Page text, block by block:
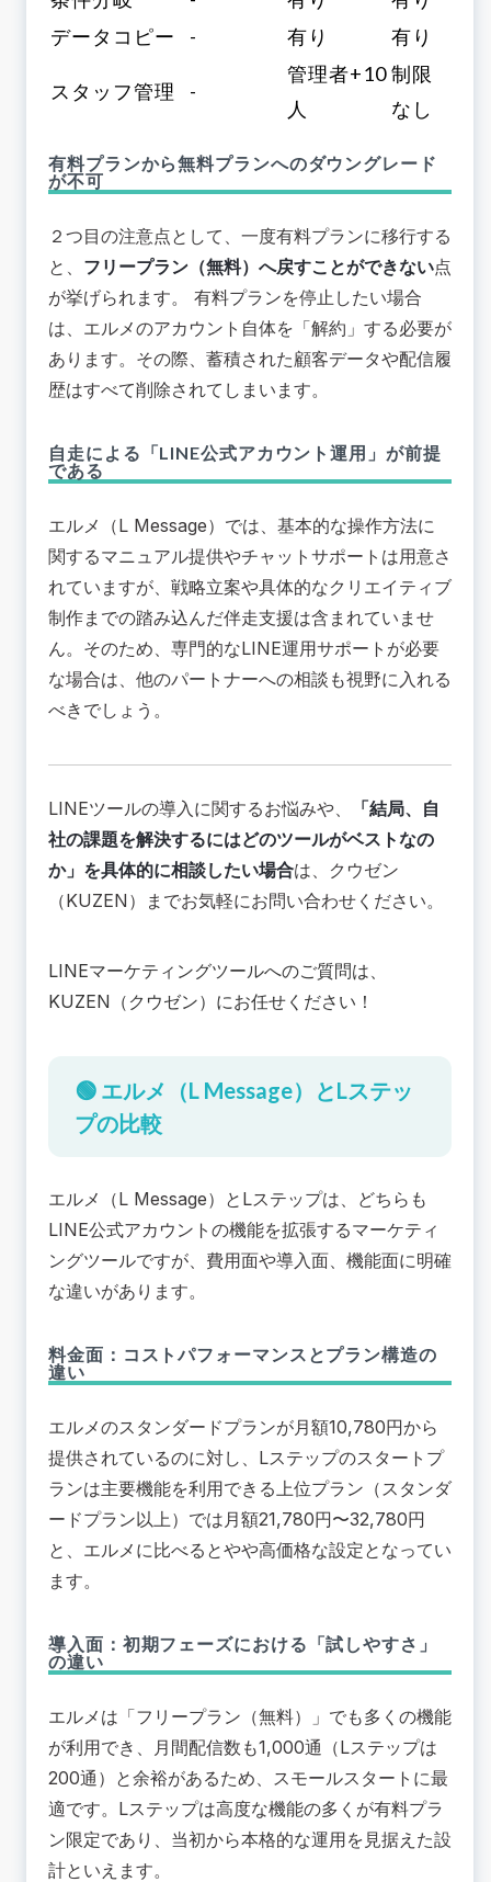
データコピー
- 有り 有り
スタッフ管理 -
管理者+10
人
制限
なし
有料プランから無料プランへのダウングレード
が不可
２つ目の注意点として、一度有料プランに移行する
と、 フリープラン（無料）へ戻すことができない点
が挙げられます。 有料プランを停止したい場合
は、エルメのアカウント自体を「解約」する必要が
あります。その際、 蓄積された顧客データや配信履
歴はすべて削除されてしまいます。
自走による「LINE公式アカウント運用」が前提
である
エルメ（L Message）では、基本的な操作方法に
関するマニュアル提供やチャットサポートは用意さ
れていますが、戦略立案や具体的なクリエイティブ
制作までの踏み込んだ伴走支援は含まれていませ
ん。そのため、 専門的なLINE運用サポートが必要
な場合は、他のパートナーへの相談も視野に入れる
べきでしょう 。
LINEツールの導入に関するお悩みや、
「結局、自
社の課題を解決するにはどのツールがベストなの
か」を具体的に相談したい場合は、クウゼン
（KUZEN）までお気軽にお問い合わせください。
LINEマーケティングツールへのご質問は、
KUZEN（クウゼン）にお任せください！
🟢 エルメ（L Message）とLステッ
プの比較
エルメ（L Message）とLステップは、どちらも
LINE公式アカウントの機能を拡張するマーケティ
ングツールですが、費用面や導入面、機能面に明確
な違いがあります。
料金面：コストパフォーマンスとプラン構造の
違い
エルメのスタンダードプランが月額10,780円から
提供されているのに対し、Lステップのスタートプ
ランは主要機能を利用できる上位プラン（スタンダ
ードプラン以上）では月額21,780円〜32,780円
と、 エルメに比べるとやや高価格な設定となってい
ます。
導入面：初期フェーズにおける「試しやすさ」
の違い
エルメは「フリープラン（無料）」でも多くの機能
が利用でき、月間配信数も1,000通（Lステップは
200通）と余裕があるため、スモールスタートに最
適です。Lステップは高度な機能の多くが有料プラ
ン限定であり、 当初から本格的な運用を見据えた設
計といえます。